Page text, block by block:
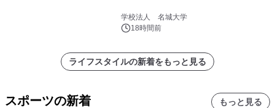
学校法人 名城大学
18時間前
ライフスタイルの新着をもっと見る
スポーツの新着 もっと見る